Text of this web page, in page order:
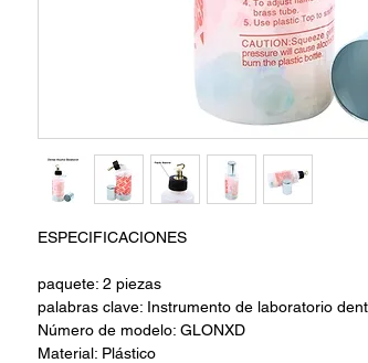
ESPECIFICACIONES
paquete: 2 piezas
palabras clave: Instrumento de laboratorio
Número de modelo: GLONXD
Material: Plástico